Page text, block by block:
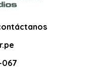
067